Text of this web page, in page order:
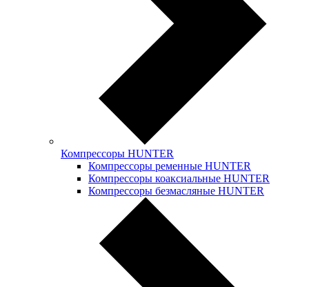
Компрессоры HUNTER
Компрессоры ременные HUNTER
Компрессоры коаксиальные HUNTER
Компрессоры безмасляные HUNTER